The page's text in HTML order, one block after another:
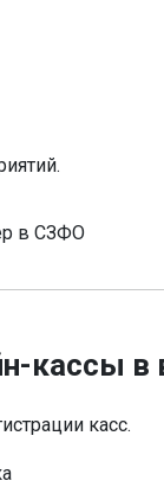
в СЗФО
кассы в
касс.